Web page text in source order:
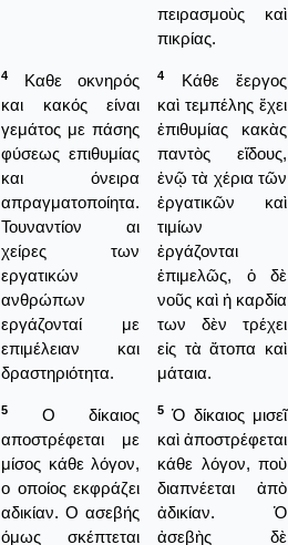
πειρασμοὺς καὶ
πικρίας.
4
Καθε οκνηρός
και κακός είναι
γεμάτος με πάσης
φύσεως επιθυμίας
και όνειρα
απραγματοποίητα.
Τουναντίον αι
χείρες των
εργατικών
ανθρώπων
εργάζονταί με
επιμέλειαν και
δραστηριότητα.
4
Κάθε ἔεργος
καὶ τεμπέλης ἔχει
ἐπιθυμίας κακὰς
παντὸς εἴδους,
ἐνῷ τὰ χέρια τῶν
ἐργατικῶν καὶ
τιμίων
ἐργάζονται
ἐπιμελῶς, ὁ δὲ
νοῦς καὶ ἡ καρδία
των δὲν τρέχει
εἰς τὰ ἄτοπα καὶ
μάταια.
5
Ο δίκαιος
αποστρέφεται με
μίσος κάθε λόγον,
ο οποίος εκφράζει
αδικίαν. Ο ασεβής
όμως σκέπτεται
5 Ὁ δίκαιος μισεῖ
καὶ ἀποστρέφεται
κάθε λόγον, ποὺ
διαπνέεται ἀπὸ
ἀδικίαν. Ὁ
ἀσεβὴς δὲ